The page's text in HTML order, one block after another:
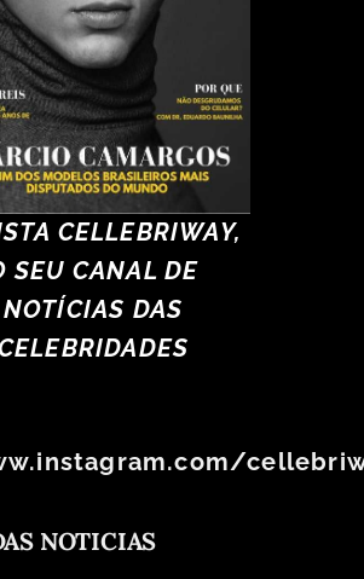
CELLEBRIWAY,
SEU CANAL DE
NOTÍCIAS DAS
NOTICIAS